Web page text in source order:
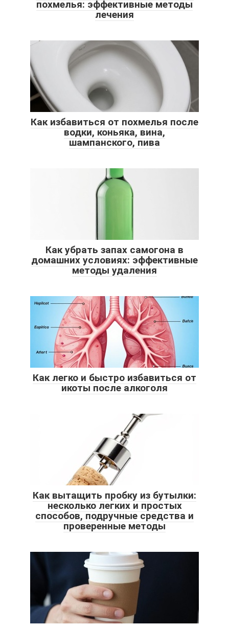
похмелья: эффективные методы
лечения
Как избавиться от похмелья после
водки, коньяка, вина,
шампанского, пива
Как убрать запах самогона в
домашних условиях: эффективные
методы удаления
Как легко и быстро избавиться от
икоты после алкоголя
Как вытащить пробку из бутылки:
несколько легких и простых
способов, подручные средства и
проверенные методы